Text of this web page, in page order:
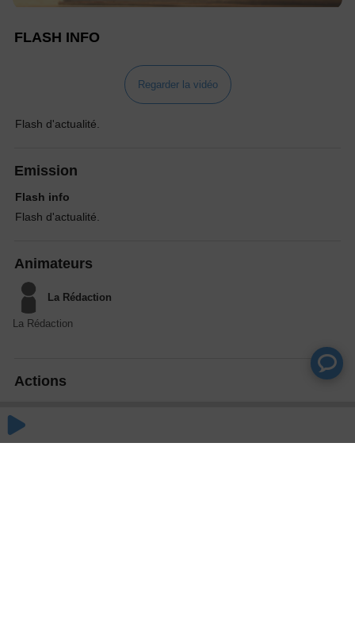
FLASH INFO
Regarder la vidéo
Flash d'actualité.
Emission
Flash info
Flash d'actualité.
Animateurs
La Rédaction
La Rédaction
Actions